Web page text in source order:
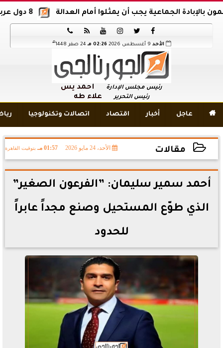
8 دول عربية وإسلامية تدين اقتحام المسجد الأقصى أن يمثلوا أمام العدالة






الأحد 02:26 مـ 24 صفر 1448 هـ
رئيس مجلس الإدارة أحمد يس
رئيس التحرير علاء طه
 عاجل أخبار اقتصاد اتصالات وتكنولوجيا
مقالات الأحد، 24 مايو 2026 01:57 مـ بتوقيت القاهرة
2026-05-24 13:57:52
أحمد سمير سليمان: ”الفرعون الصغير”
الذي طوّع المستحيل وصنع مجداً عابراً
للحدود